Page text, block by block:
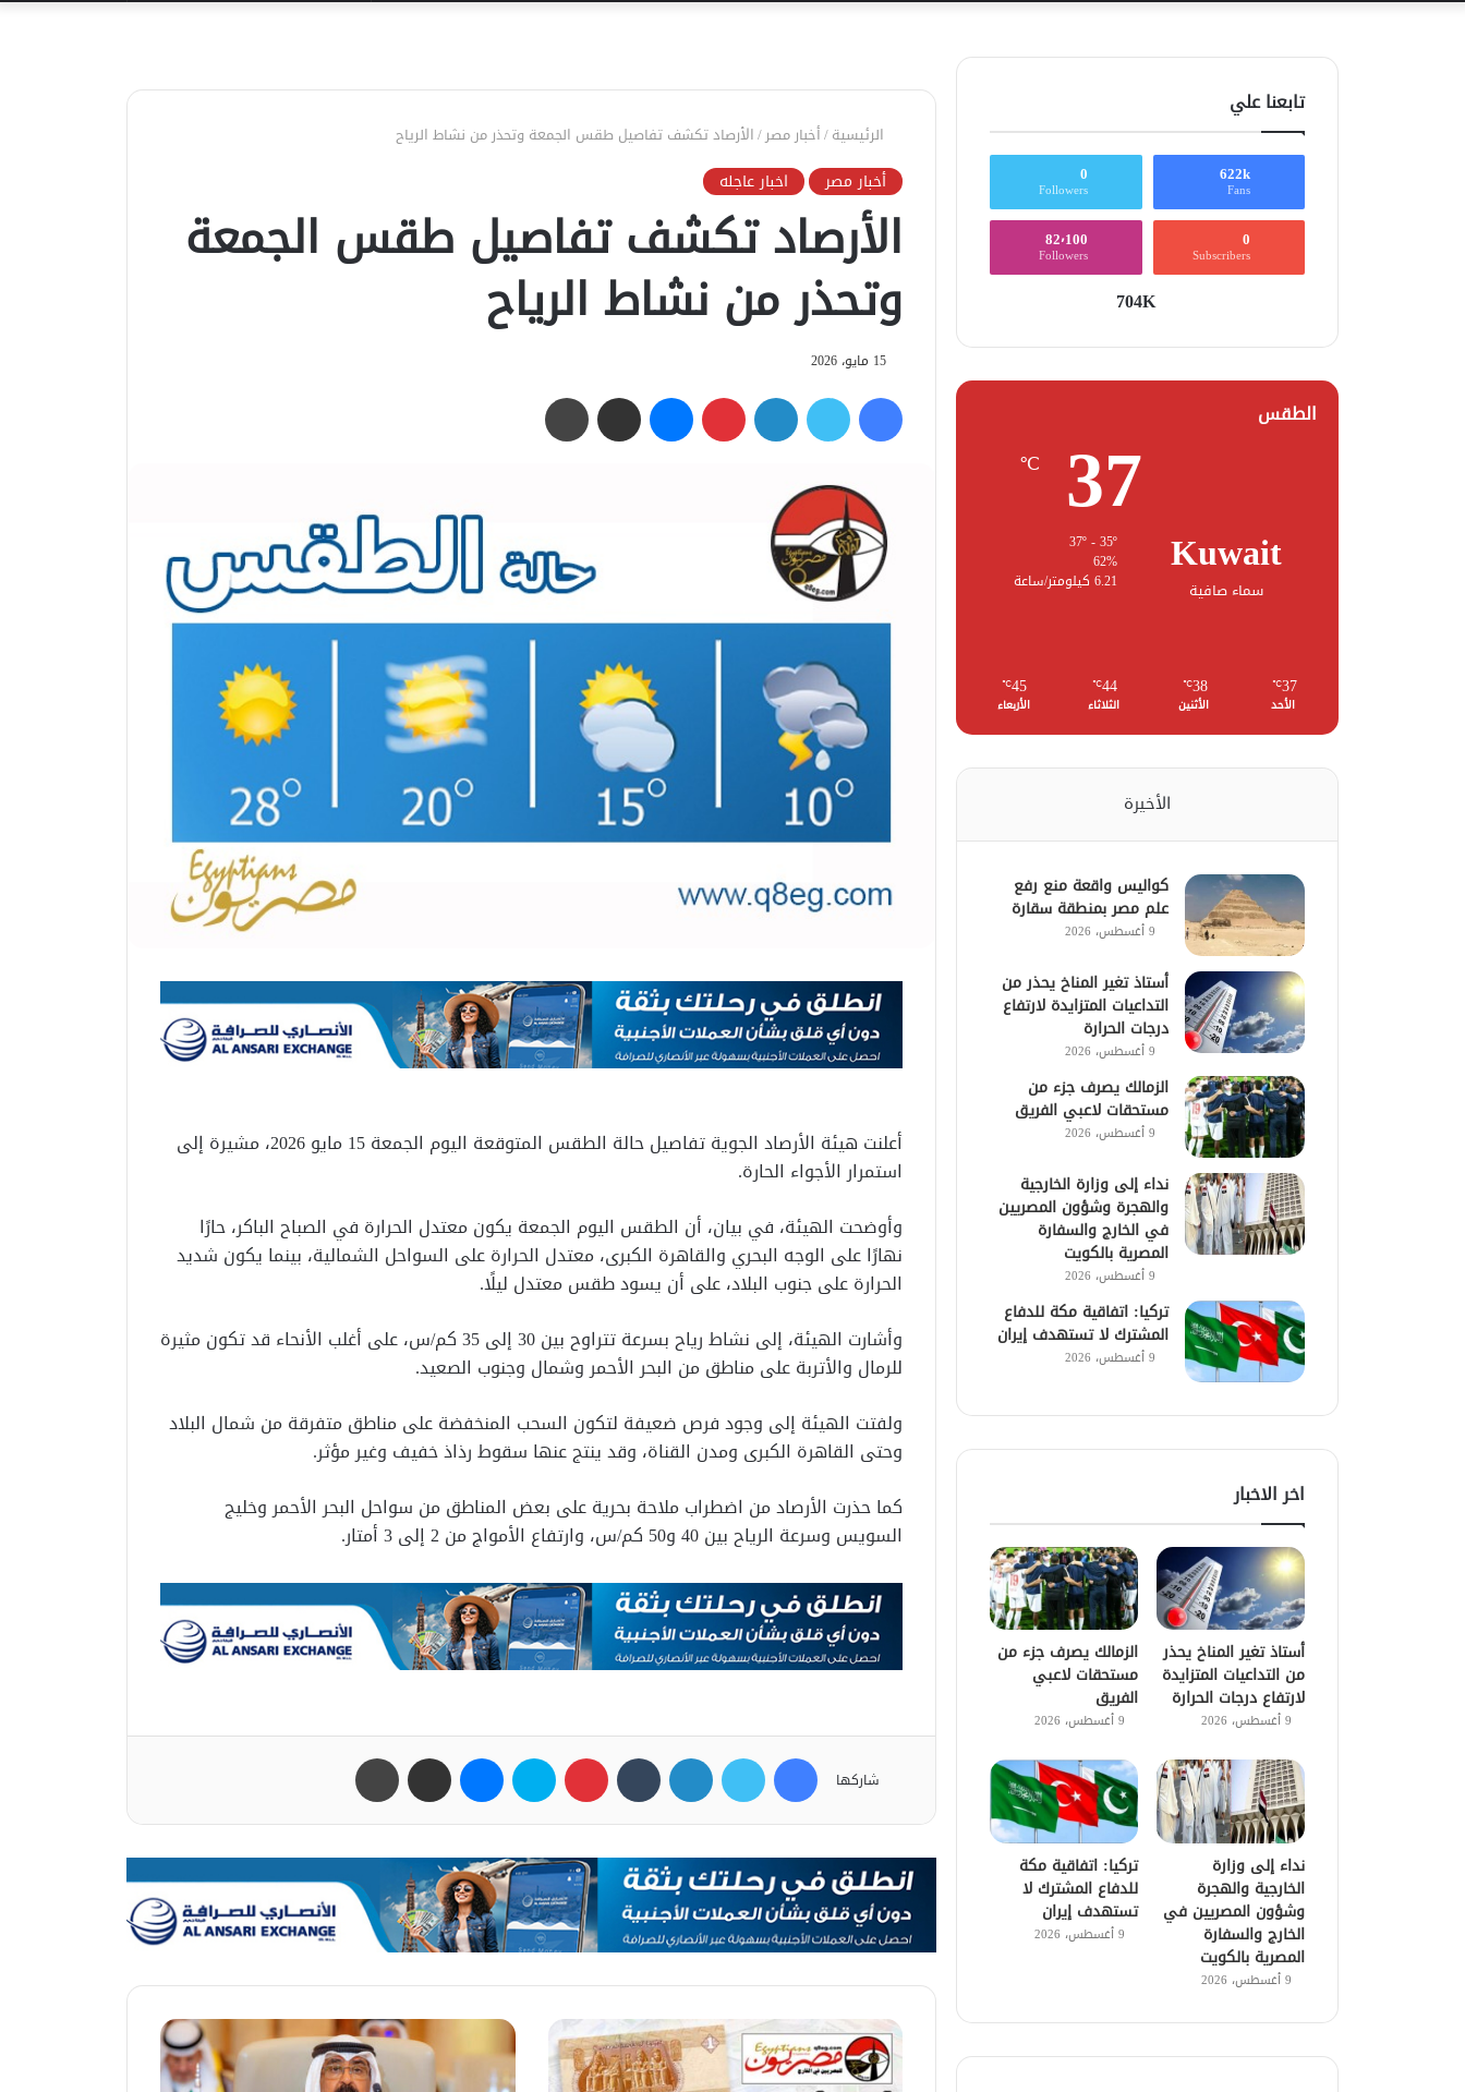
الرئيسية/أخبار مصر/الأرصاد تكشف تفاصيل طقس الجمعة وتحذر من نشاط الرياح
أخبار مصر اخبار عاجله
الأرصاد تكشف تفاصيل طقس الجمعة
وتحذر من نشاط الرياح
15 مايو، 2026
فيسبوك تويتر لينكدإن بينتيريست ماسنجر مشاركة عبر البريد
أعلنت هيئة الأرصاد الجوية تفاصيل حالة الطقس المتوقعة اليوم الجمعة 15 مايو 2026، مشيرة إلى
استمرار الأجواء الحارة.
وأوضحت الهيئة، في بيان، أن الطقس اليوم الجمعة يكون معتدل الحرارة في الصباح الباكر، حارًا
نهارًا على الوجه البحري والقاهرة الكبرى، معتدل الحرارة على السواحل الشمالية، بينما يكون شديد
الحرارة على جنوب البلاد، على أن يسود طقس معتدل ليلًا.
وأشارت الهيئة، إلى نشاط رياح بسرعة تتراوح بين 30 إلى 35 كم/س، على أغلب الأنحاء قد تكون مثيرة
للرمال والأتربة على مناطق من البحر الأحمر وشمال وجنوب الصعيد.
ولفتت الهيئة إلى وجود فرص ضعيفة لتكون السحب المنخفضة على مناطق متفرقة من شمال البلاد
وحتى القاهرة الكبرى ومدن القناة، وقد ينتج عنها سقوط رذاذ خفيف وغير مؤثر.
كما حذرت الأرصاد من اضطراب ملاحة بحرية على بعض المناطق من سواحل البحر الأحمر وخليج
السويس وسرعة الرياح بين 40 و50 كم/س، وارتفاع الأمواج من 2 إلى 3 أمتار.
شاركها
فيسبوك تويتر لينكدإن بينتيريست سكايب ماسنجر مشاركة عبر البريد
تابعنا علي
622k
Fans
0
Followers
0
Subscribers
82٬100
Followers
704K
الطقس
Kuwait
سماء صافية
37
℃
37º - 35º
62%
6.21 كيلومتر/ساعة
37
℃
الأحد
38
℃
الأثنين
44
℃
الثلاثاء
45
℃
الأربعاء
الأخيرة
كواليس واقعة منع رفع
علم مصر بمنطقة سقارة
9 أغسطس، 2026
أستاذ تغير المناخ يحذر من
التداعيات المتزايدة لارتفاع
درجات الحرارة
9 أغسطس، 2026
الزمالك يصرف جزء من
مستحقات لاعبي الفريق
9 أغسطس، 2026
نداء إلى وزارة الخارجية
والهجرة وشؤون المصريين
في الخارج والسفارة
المصرية بالكويت
9 أغسطس، 2026
تركيا: اتفاقية مكة للدفاع
المشترك لا تستهدف إيران
9 أغسطس، 2026
اخر الاخبار
أستاذ تغير المناخ يحذر
من التداعيات المتزايدة
لارتفاع درجات الحرارة
9 أغسطس، 2026
الزمالك يصرف جزء من
مستحقات لاعبي
الفريق
9 أغسطس، 2026
نداء إلى وزارة
الخارجية والهجرة
وشؤون المصريين في
الخارج والسفارة
المصرية بالكويت
9 أغسطس، 2026
تركيا: اتفاقية مكة
للدفاع المشترك لا
تستهدف إيران
9 أغسطس، 2026